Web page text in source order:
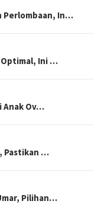
Perlombaan, In…
Optimal, Ini …
Anak Ov…
Pastikan …
Pilihan…